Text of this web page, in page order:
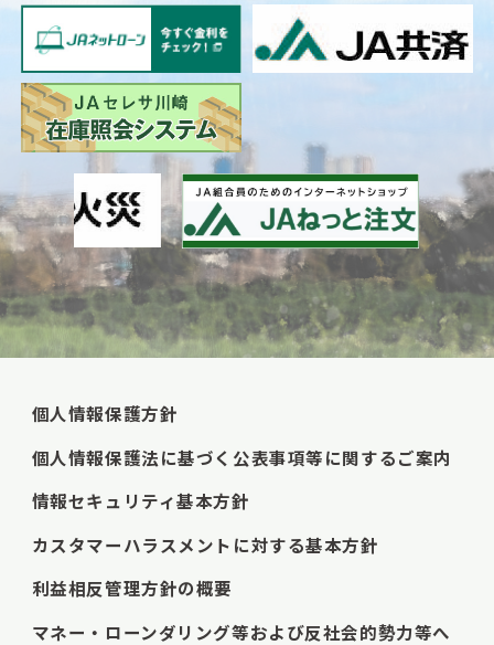
個人情報保護方針
個人情報保護法に基づく公表事項等に関するご案内
情報セキュリティ基本方針
カスタマーハラスメントに対する基本方針
利益相反管理方針の概要
マネー・ローンダリング等および反社会的勢力等へ